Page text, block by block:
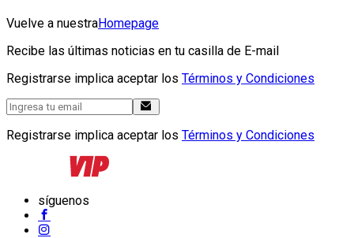
Vuelve a nuestraHomepage
Recibe las últimas noticias en tu casilla de E-mail
Registrarse implica aceptar los Términos y Condiciones
Registrarse implica aceptar los Términos y Condiciones
síguenos